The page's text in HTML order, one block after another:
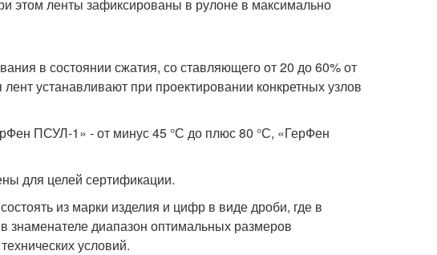
этом ленты зафиксированы в рулоне в максимально
в состоянии сжатия, со ставляющего от 20 до 60% от
устанавливают при проектировании конкретных узлов
ПСУЛ-1» - от минус 45 °С до плюс 80 °С, «ГерФен
для целей сертификации.
из марки изделия и цифр в виде дроби, где в
знаменателе диапазон оптимальных размеров
условий.